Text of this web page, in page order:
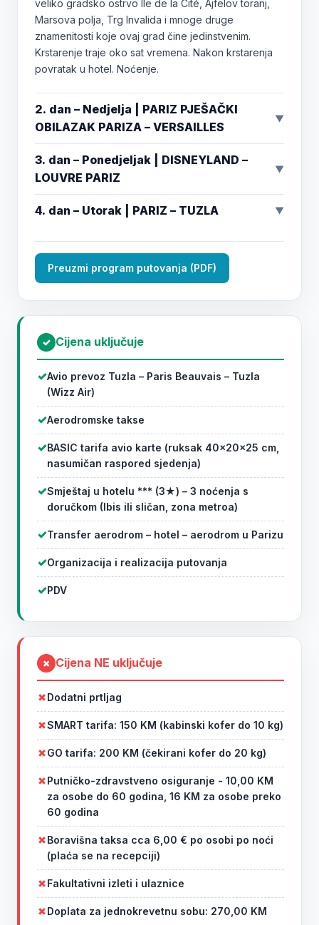
veliko gradsko ostrvo Île de la Cité, Ajfelov toranj,
Marsova polja, Trg Invalida i mnoge druge
znamenitosti koje ovaj grad čine jedinstvenim.
Krstarenje traje oko sat vremena. Nakon krstarenja
povratak u hotel. Noćenje.
2. dan – Nedjelja | PARIZ PJEŠAČKI
OBILAZAK PARIZA – VERSAILLES
▼
3. dan – Ponedjeljak | DISNEYLAND –
LOUVRE PARIZ
▼
4. dan – Utorak | PARIZ – TUZLA ▼
Preuzmi program putovanja (PDF)
✓ Cijena uključuje
Avio prevoz Tuzla – Paris Beauvais – Tuzla
(Wizz Air)
Aerodromske takse
BASIC tarifa avio karte (ruksak 40×20×25 cm,
nasumičan raspored sjedenja)
Smještaj u hotelu *** (3★) – 3 noćenja s
doručkom (Ibis ili sličan, zona metroa)
Transfer aerodrom – hotel – aerodrom u Parizu
Organizacija i realizacija putovanja
PDV
✗ Cijena NE uključuje
Dodatni prtljag
SMART tarifa: 150 KM (kabinski kofer do 10 kg)
GO tarifa: 200 KM (čekirani kofer do 20 kg)
Putničko-zdravstveno osiguranje - 10,00 KM
za osobe do 60 godina, 16 KM za osobe preko
60 godina
Boravišna taksa cca 6,00 € po osobi po noći
(plaća se na recepciji)
Fakultativni izleti i ulaznice
Doplata za jednokrevetnu sobu: 270,00 KM